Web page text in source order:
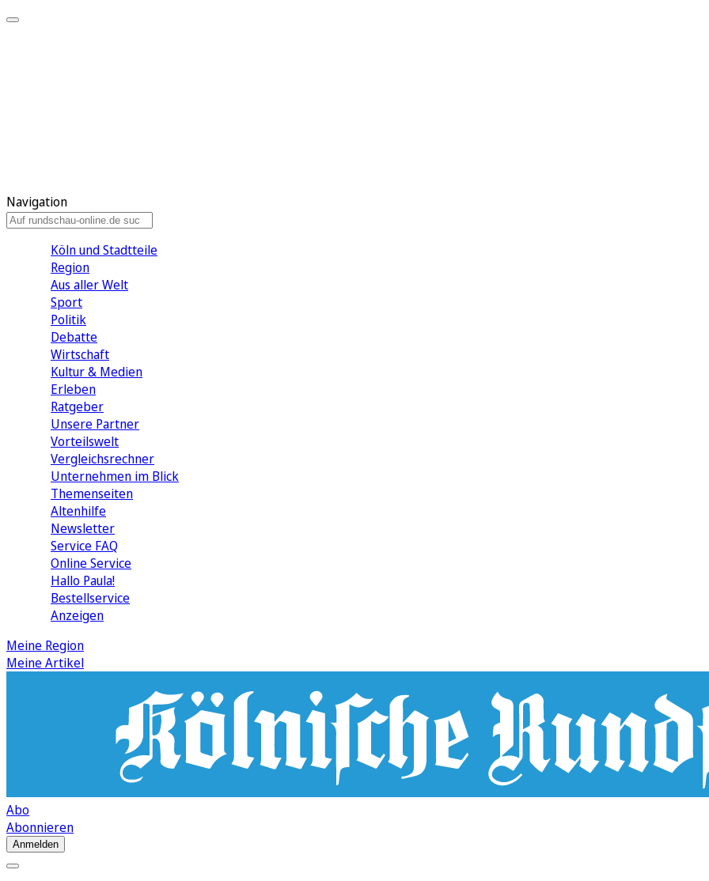
Navigation
Köln und Stadtteile
Region
Aus aller Welt
Sport
Politik
Debatte
Wirtschaft
Kultur & Medien
Erleben
Ratgeber
Unsere Partner
Vorteilswelt
Vergleichsrechner
Unternehmen im Blick
Themenseiten
Altenhilfe
Newsletter
Service FAQ
Online Service
Hallo Paula!
Bestellservice
Anzeigen
Meine Region
Meine Artikel
Abo
Abonnieren
Anmelden